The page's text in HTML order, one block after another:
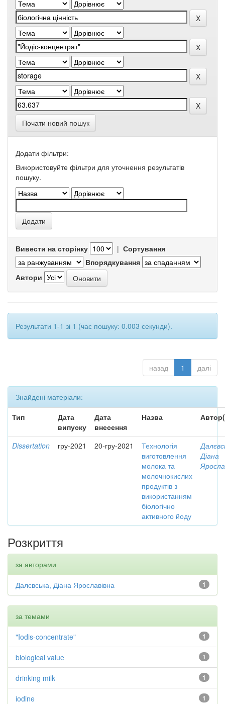
Почати новий пошук
Додати фільтри:
Використовуйте фільтри для уточнення результатів
пошуку.
Вивести на сторінку | Сортування
Впорядкування
Автори
Результати 1-1 зі 1 (час пошуку: 0.003 секунди).
назад 1 далі
Знайдені матеріали:
Тип
Дата
випуску
Дата
внесення
Назва
Dissertation гру-2021 20-гру-2021
Технологія
виготовлення
молока та
молочнокислих
продуктів з
використанням
біологічно
активного йоду
Діана
Розкриття
за авторами
1
Далєвська, Діана Ярославівна
за темами
1
"Iodis-concentrate"
1
biological value
1
drinking milk
1
iodine